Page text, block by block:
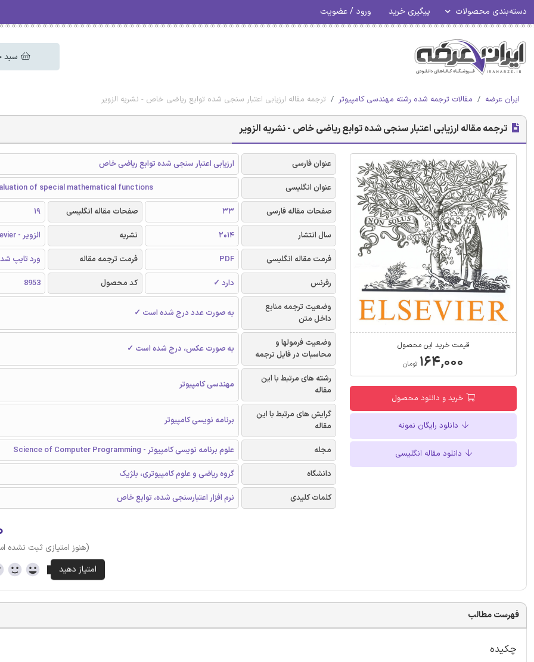
دسته‌بندی محصولات پیگیری خرید ورود / عضویت
سبد
ایران عرضه مقالات ترجمه شده رشته مهندسی کامپیوتر ترجمه مقاله ارزیابی اعتبار سنجی شده توابع ریاضی خاص - نشریه الزویر
ترجمه مقاله ارزیابی اعتبار سنجی شده توابع ریاضی خاص - نشریه الزویر
قیمت خرید این محصول
۱۶۴,۰۰۰ تومان
خرید و دانلود محصول
دانلود رایگان نمونه
دانلود مقاله انگلیسی
عنوان فارسی
ارزیابی اعتبار سنجی شده توابع ریاضی خاص
عنوان انگلیسی
of special mathematical functions
صفحات مقاله فارسی
33 صفحات مقاله انگلیسی
19
سال انتشار
2014 نشریه
الزویر - Elsevier
فرمت مقاله انگلیسی
PDF فرمت ترجمه مقاله
ورد تایپ
رفرنس
دارد ✓ کد محصول
8953
وضعیت ترجمه منابع
داخل متن
به صورت عدد درج شده است ✓
وضعیت فرمولها و
محاسبات در فایل ترجمه
به صورت عکس، درج شده است ✓
رشته های مرتبط با این
مقاله
مهندسی کامپیوتر
گرایش های مرتبط با این
مقاله
برنامه نویسی کامپیوتر
مجله
علوم برنامه نویسی کامپیوتر - Science of Computer Programming
دانشگاه
گروه ریاضی و علوم کامپیوتری، بلژیک
کلمات کلیدی
نرم افزار اعتبارسنجی شده، توابع خاص
(هنوز امتیازی ثبت نشده
فهرست مطالب
چکیده